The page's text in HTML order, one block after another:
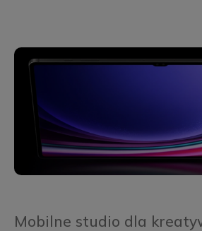
Mobilne studio dla